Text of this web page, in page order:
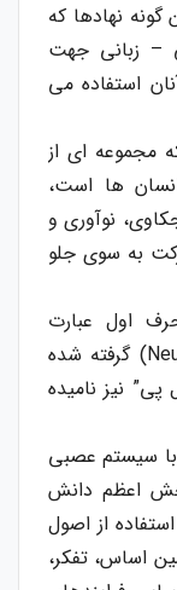
گونه نهادها که
– زبانی جهت
استفاده می
مجموعه ای از
ها است،
نوآوری و
به سوی جلو
اول عبارت
انگلیسی (Neuro-Linguistic Programming) گرفته شده
نیز نامیده
با سیستم عصبی
اعظم دانش
از اصول
اساس، تفکر،